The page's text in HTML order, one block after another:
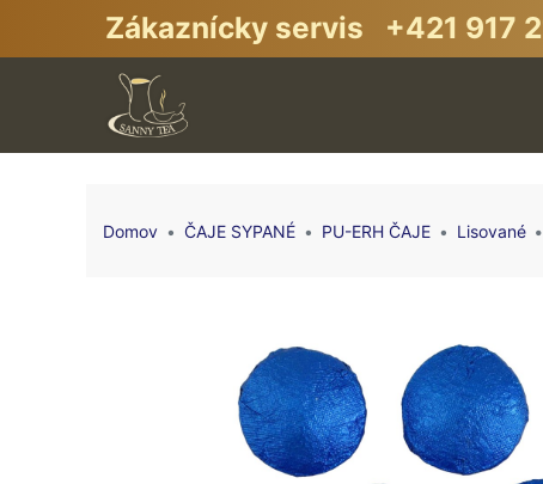
Zákaznícky servis +421 917
Domov ČAJE SYPANÉ PU-ERH ČAJE Lisované